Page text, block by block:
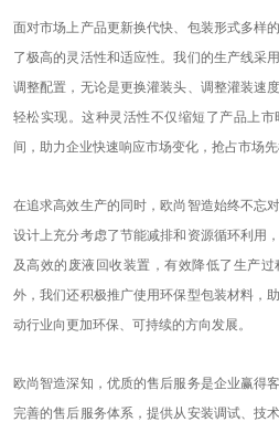
面对市场上产品更新换代快、包装形式多样
了极高的灵活性和适应性。我们的生产线采
调整配置，无论是更换灌装头、调整灌装速
轻松实现。这种灵活性不仅缩短了产品上
间，助力企业快速响应市场变化，抢占市场先
在追求高效生产的同时，欧尚智造始终不忘
设计上充分考虑了节能减排和资源循环利用
及高效的废液回收装置，有效降低了生产
外，我们还积极推广使用环保型包装材料，
动行业向更加环保、可持续的方向发展。
欧尚智造深知，优质的售后服务是企业赢得
完善的售后服务体系，提供从安装调试、技